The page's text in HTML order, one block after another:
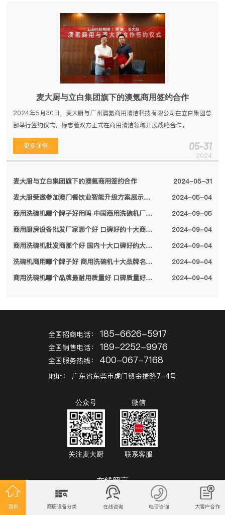
麦大厨与立白集团旗下的澳氪商用签约合作
2024年5月30日，麦大厨与广州澳氪商用清洁科技有限公司在立白集团总
部举行签约仪式，标志着双方正式在商用清洁领域开展战略合作。
更多详情 05-31
2024
麦大厨与立白集团旗下的澳氪商用签约合作
2024-05-31
麦大厨受邀参加澳门餐饮业智能升级方案展示会，备受特区领导关注
2024-05-04
商用洗碗机哪个牌子好用吗 中国商用洗碗机厂家排名前十名单2024
2024-09-05
商用厨房设备批发厂家哪个好 口碑好的十大商用厨房设备厂家名单2024
2024-09-04
商用洗碗机批发商那个好 国内十大口碑好的大型商用洗碗机厂家名单2024
2024-09-04
洗碗机商用哪个牌子好 商用洗碗机十大品牌名单2024
2024-09-04
商用洗碗机哪个品牌最耐用质量好 口碑质量好的十大商用洗碗机品牌2024
2024-09-04
全国招商电话： 185-6626-5917
全国销售电话： 189-2252-9976
全国服务热线： 400-067-7168
地址： 广东省东莞市虎门镇金捷路7-4号
公众号
关注麦大厨
微信
联系客服
在线留言
ONLINE MESSAGE
首页 商厨设备分类 在线咨询 电话咨询 大客户合作